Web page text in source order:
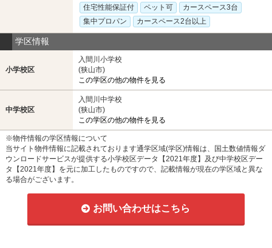
住宅性能保証付
ペット可
カースペース3台
集中プロパン
カースペース2台以上
学区情報
小学校区
入間川小学校
(狭山市)
この学区の他の物件を見る
中学校区
入間川中学校
(狭山市)
この学区の他の物件を見る
※物件情報の学区情報について
当サイト物件情報に記載されております通学区域(学区)情報は、国土数値情報ダ
ウンロードサービスが提供する小学校区データ【2021年度】及び中学校区デー
タ【2021年度】を元に加工したものですので、記載情報が現在の学区域と異な
る場合がございます。
お問い合わせはこちら